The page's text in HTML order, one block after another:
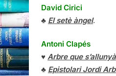
David Cirici
♣ El setè àngel.
Antoni Clapés
♥ Arbre que s’allunyà
♣ Epistolari Jordi